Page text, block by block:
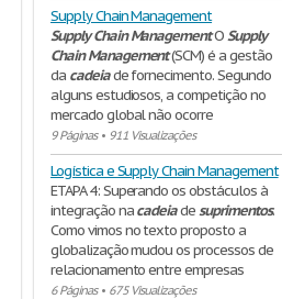
Supply Chain Management
SupplyChain ManagementOSupply
Chain Management(SCM) é a gestão
da cadeiade fornecimento. Segundo
alguns estudiosos, a competição no
mercado global não ocorre
9 Páginas• 911 Visualizações
Logística e Supply Chain Management
ETAPA 4: Superando os obstáculos à
integração nacadeiadesuprimentos.
Como vimos no texto proposto a
globalização mudou os processos de
relacionamento entre empresas
6 Páginas• 675 Visualizações